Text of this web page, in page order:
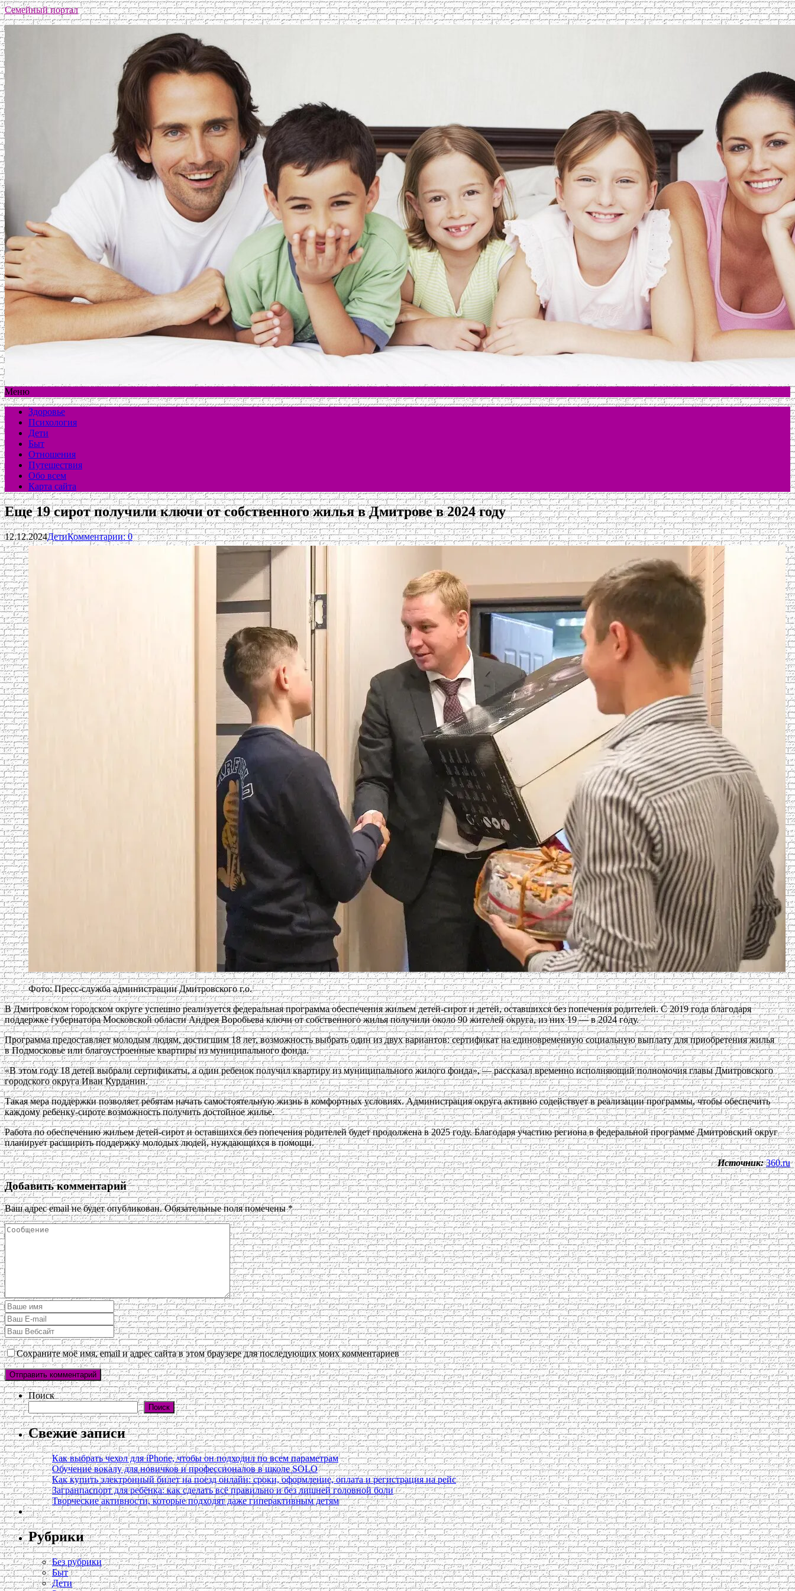
Семейный портал
Меню
Здоровье
Психология
Дети
Быт
Отношения
Путешествия
Обо всем
Карта сайта
Еще 19 сирот получили ключи от собственного жилья в Дмитрове в 2024 году
12.12.2024ДетиКомментарии: 0
Фото: Пресс-служба администрации Дмитровского г.о.
В Дмитровском городском округе успешно реализуется федеральная программа обеспечения жильем детей-сирот и детей, оставшихся без попечения родителей. С 2019 года благодаря
поддержке губернатора Московской области Андрея Воробьева ключи от собственного жилья получили около 90 жителей округа, из них 19 — в 2024 году.
Программа предоставляет молодым людям, достигшим 18 лет, возможность выбрать один из двух вариантов: сертификат на единовременную социальную выплату для приобретения жилья
в Подмосковье или благоустроенные квартиры из муниципального фонда.
«В этом году 18 детей выбрали сертификаты, а один ребенок получил квартиру из муниципального жилого фонда», — рассказал временно исполняющий полномочия главы Дмитровского
городского округа Иван Курданин.
Такая мера поддержки позволяет ребятам начать самостоятельную жизнь в комфортных условиях. Администрация округа активно содействует в реализации программы, чтобы обеспечить
каждому ребенку-сироте возможность получить достойное жилье.
Работа по обеспечению жильем детей-сирот и оставшихся без попечения родителей будет продолжена в 2025 году. Благодаря участию региона в федеральной программе Дмитровский округ
планирует расширить поддержку молодых людей, нуждающихся в помощи.
Источник: 360.ru
Добавить комментарий
Ваш адрес email не будет опубликован. Обязательные поля помечены*
Сохраните моё имя, email и адрес сайта в этом браузере для последующих моих комментариев
Поиск
Поиск
Свежие записи
Как выбрать чехол для iPhone, чтобы он подходил по всем параметрам
Обучение вокалу для новичков и профессионалов в школе SOLO
Как купить электронный билет на поезд онлайн: сроки, оформление, оплата и регистрация на рейс
Загранпаспорт для ребёнка: как сделать всё правильно и без лишней головной боли
Творческие активности, которые подходят даже гиперактивным детям
Рубрики
Без рубрики
Быт
Дети